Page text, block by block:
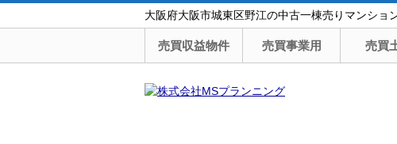
大阪府大阪市城東区野江の中古一棟売りマンショ
売買収益物件 売買事業用 売買